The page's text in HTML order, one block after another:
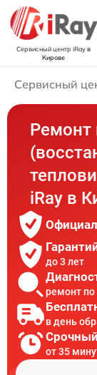
Сервисный центр iRayв
Кирове
Сервисный
Ремонт
iRay в
до 3 лет
ремонт
в день
от 35